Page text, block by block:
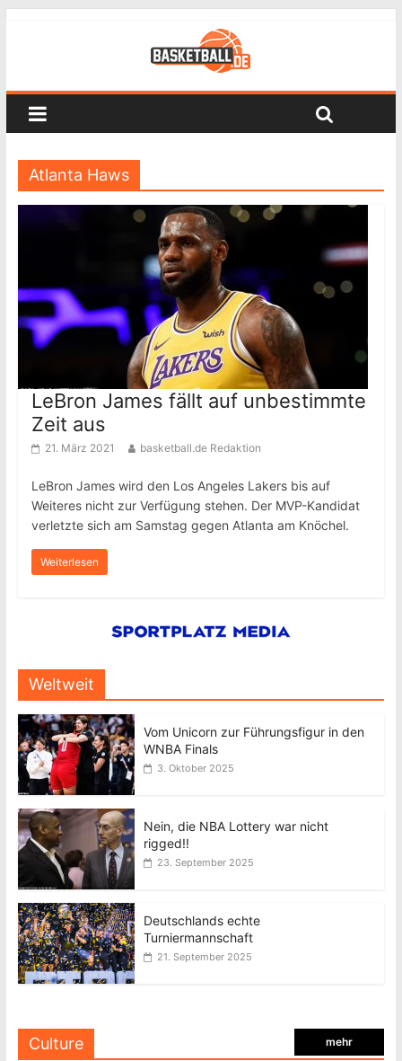
Atlanta Haws
LeBron James fällt auf unbestimmte
Zeit aus
21. März 2021 basketball.de Redaktion
LeBron James wird den Los Angeles Lakers bis auf
Weiteres nicht zur Verfügung stehen. Der MVP-Kandidat
verletzte sich am Samstag gegen Atlanta am Knöchel.
Weiterlesen
Weltweit
Vom Unicorn zur Führungsfigur in den
WNBA Finals
3. Oktober 2025
Nein, die NBA Lottery war nicht
rigged!!
23. September 2025
Deutschlands echte
Turniermannschaft
21. September 2025
Culture mehr